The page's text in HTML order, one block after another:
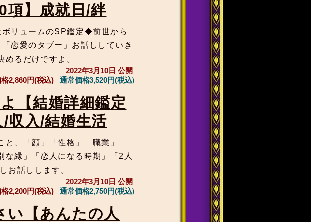
項】成就日/絆
リュームのSP鑑定◆前世から
恋愛のタブー」お話ししていき
めるだけですよ。
2022年3月10日 公開
格2,860円(税込) 通常価格3,520円(税込)
【結婚詳細鑑定
入/結婚生活
、「顔」「性格」「職業」
な縁」「恋人になる時期」「2人
お話しします。
2022年3月10日 公開
格2,200円(税込) 通常価格2,750円(税込)
い【あんたの人